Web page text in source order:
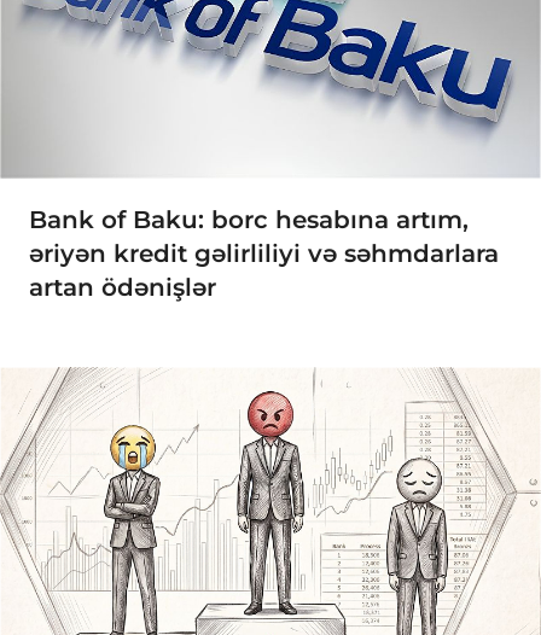
Bank of Baku: borc hesabına artım,
əriyən kredit gəlirliliyi və səhmdarlara
artan ödənişlər